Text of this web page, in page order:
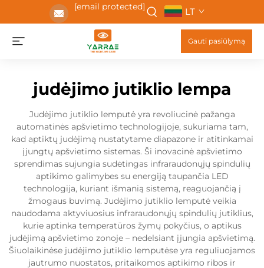
[email protected] LT
Gauti pasiūlymą
judėjimo jutiklio lempa
Judėjimo jutiklio lemputė yra revoliucinė pažanga
automatinės apšvietimo technologijoje, sukuriama tam,
kad aptiktų judėjimą nustatytame diapazone ir atitinkamai
įjungtų apšvietimo sistemas. Ši inovacinė apšvietimo
sprendimas sujungia sudėtingas infraraudonųjų spindulių
aptikimo galimybes su energiją taupančia LED
technologija, kuriant išmanią sistemą, reaguojančią į
žmogaus buvimą. Judėjimo jutiklio lemputė veikia
naudodama aktyviuosius infraraudonųjų spindulių jutiklius,
kurie aptinka temperatūros žymų pokyčius, o aptikus
judėjimą apšvietimo zonoje – nedelsiant įjungia apšvietimą.
Šiuolaikinėse judėjimo jutiklio lemputėse yra reguliuojamos
jautrumo nuostatos, pritaikomos aptikimo ribos ir